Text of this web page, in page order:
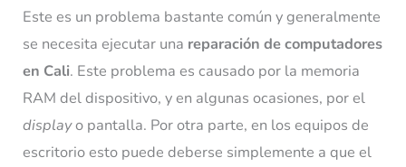
Este es un problema bastante común y generalmente
se necesita ejecutar una reparación de computadores
en Cali. Este problema es causado por la memoria
RAM del dispositivo, y en algunas ocasiones, por el
displayo pantalla. Por otra parte, en los equipos de
escritorio esto puede deberse simplemente a que el